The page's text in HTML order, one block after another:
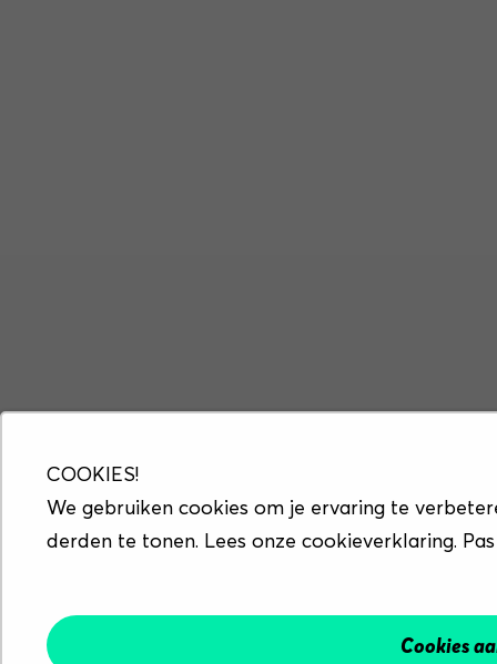
COOKIES!
We gebruiken cookies om je ervaring te
derden te tonen. Lees onze cookieverklaring.
Cookies